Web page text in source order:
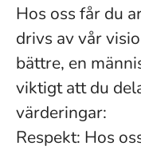
Hos oss får du
drivs av vår
bättre, en
viktigt att du
värderingar:
Respekt: Hos